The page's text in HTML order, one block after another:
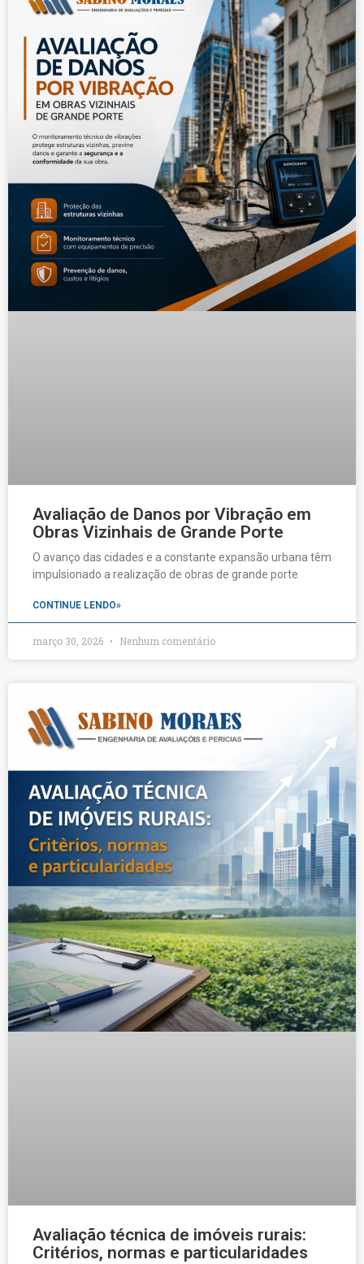
Avaliação de Danos por Vibração em
Obras Vizinhais de Grande Porte
O avanço das cidades e a constante expansão urbana têm
impulsionado a realização de obras de grande porte
CONTINUE LENDO»
março 30, 2026 Nenhum comentário
Avaliação técnica de imóveis rurais:
Critérios, normas e particularidades